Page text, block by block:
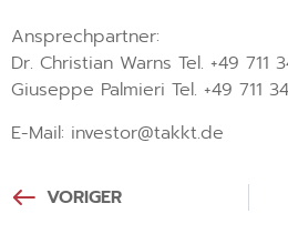
Ansprechpartner:
Dr. Christian Warns Tel. +49 711
Giuseppe Palmieri Tel. +49 711
E-Mail: investor@takkt.de
VORIGER